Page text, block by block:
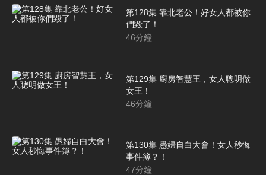
第128集 靠北老公！好女人都被你
們毀了！
46分鐘
第129集 廚房智慧王，女人聰明做
女王！
46分鐘
第130集 愚婦自白大會！女人秒悔
事件簿？！
47分鐘